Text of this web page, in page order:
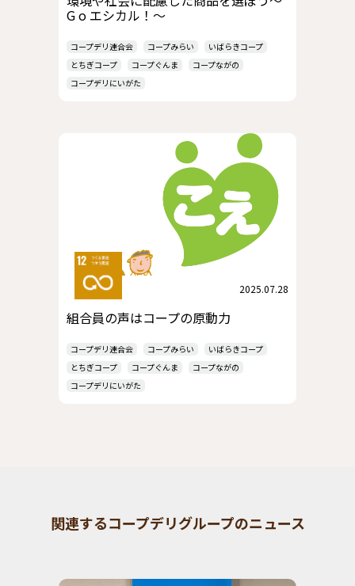
G o エシカル！～
コープデリ連合会 コープみらい
いばらきコープ
とちぎコープ
コープぐんま
コープながの
コープデリにいがた
2025.07.28
組合員の声はコープの原動力
コープデリ連合会 コープみらい
いばらきコープ
とちぎコープ
コープぐんま
コープながの
コープデリにいがた
関連するコープデリグループのニュース